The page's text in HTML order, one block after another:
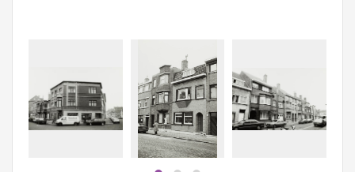
Persoon of collectief